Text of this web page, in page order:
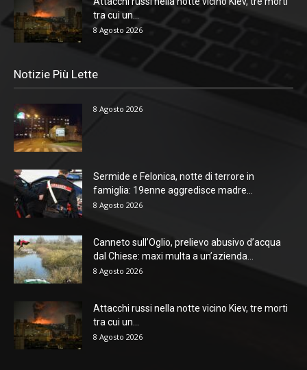
tra cui un...
8 Agosto 2026
Notizie Più Lette
8 Agosto 2026
Sermide e Felonica, notte di terrore in
famiglia: 19enne aggredisce madre...
8 Agosto 2026
Canneto sull’Oglio, prelievo abusivo d’acqua
dal Chiese: maxi multa a un’azienda...
8 Agosto 2026
Attacchi russi nella notte vicino Kiev, tre morti
tra cui un...
8 Agosto 2026